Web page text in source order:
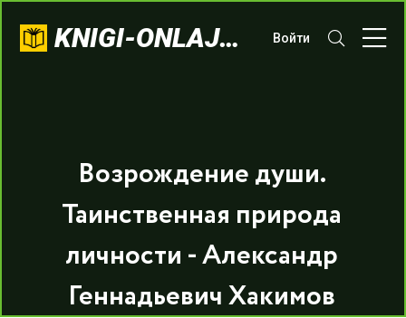
KNIGI-ONLAJN.COM Войти
Возрождение души.
Таинственная природа
личности - Александр
Геннадьевич Хакимов